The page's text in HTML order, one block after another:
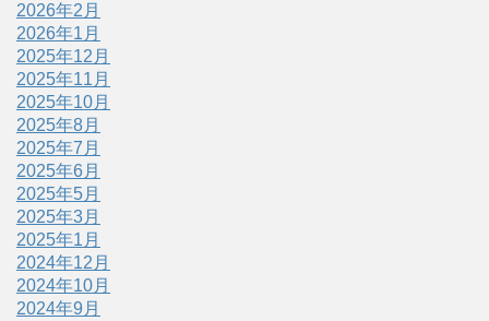
2026年2月
2026年1月
2025年12月
2025年11月
2025年10月
2025年8月
2025年7月
2025年6月
2025年5月
2025年3月
2025年1月
2024年12月
2024年10月
2024年9月